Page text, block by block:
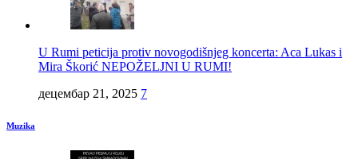
U Rumi peticija protiv novogodišnjeg koncerta: Aca Lukas i
Mira Škorić NEPOŽELJNI U RUMI!
децембар 21, 2025 7
Muzika